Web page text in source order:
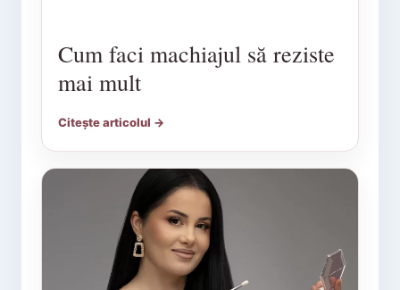
Cum faci machiajul să reziste
mai mult
Citește articolul →